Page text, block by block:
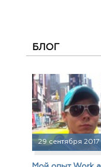
БЛОГ
29 сентября 2017